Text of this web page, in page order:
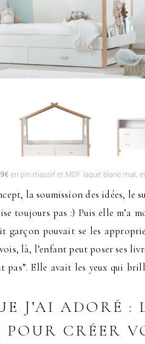
la soumission des idées,
toujours pas :) Puis elle m’a
pouvait se les
là, l’enfant peut poser ses
pas”. Elle avait les yeux qui
J’AI ADORÉ :
CRÉER